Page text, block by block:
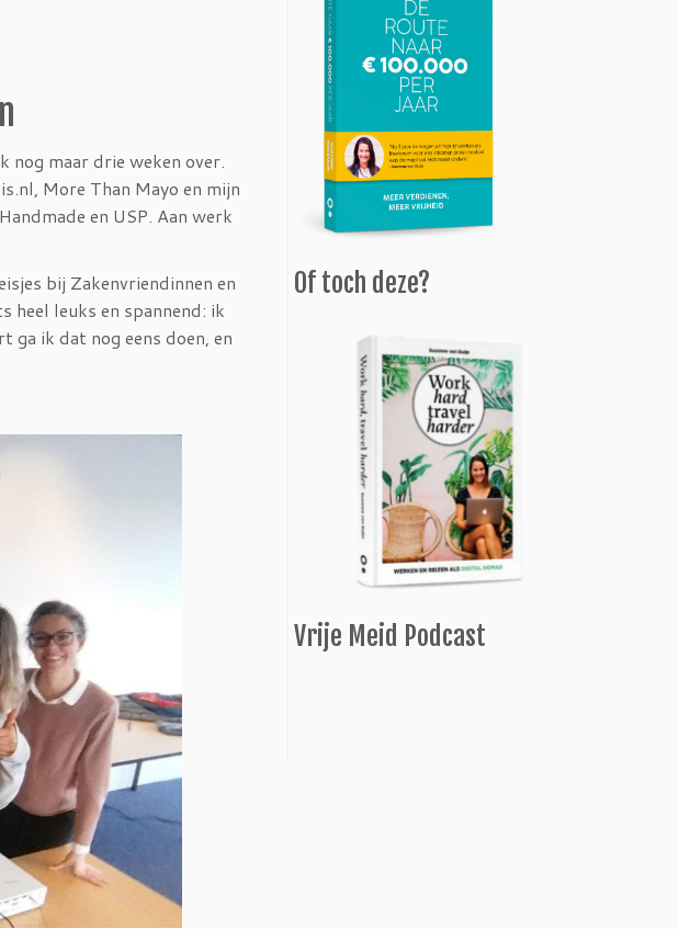
nog maar drie weken over.
More Than Mayo en mijn
en USP. Aan werk
bij Zakenvriendinnen en
heel leuks en spannend: ik
ga ik dat nog eens doen, en
Of toch deze?
Vrije Meid Podcast